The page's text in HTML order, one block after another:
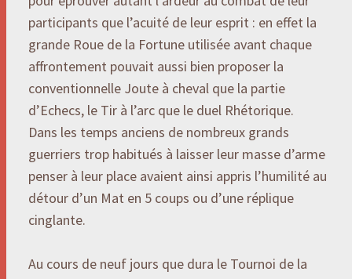
participants que l’acuité de leur esprit : en effet la
grande Roue de la Fortune utilisée avant chaque
affrontement pouvait aussi bien proposer la
conventionnelle Joute à cheval que la partie
d’Echecs, le Tir à l’arc que le duel Rhétorique.
Dans les temps anciens de nombreux grands
guerriers trop habitués à laisser leur masse d’arme
penser à leur place avaient ainsi appris l’humilité au
détour d’un Mat en 5 coups ou d’une réplique
cinglante.
Au cours de neuf jours que dura le Tournoi de la